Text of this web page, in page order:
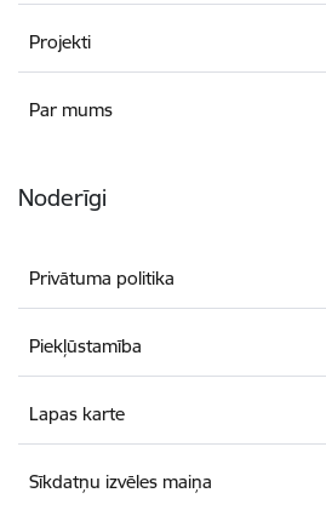
Projekti
Par mums
Noderīgi
Privātuma politika
Piekļūstamība
Lapas karte
Sīkdatņu izvēles maiņa